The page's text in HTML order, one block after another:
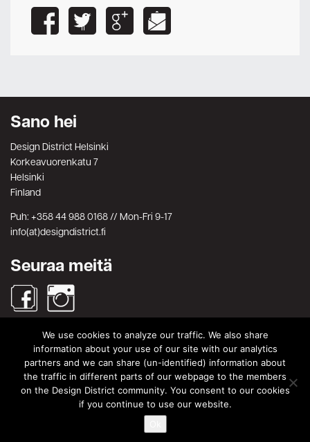
Sano hei
Design District Helsinki
Korkeavuorenkatu 7
Helsinki
Finland
Puh: +358 44 988 0168 // Mon-Fri 9-17
info(at)designdistrict.fi
Seuraa meitä
Haku
Search
for:
Search
© Design District Helsinki 2026. Crafted byPixels
We use cookies to analyze our traffic. We also share
information about your use of our site with our analytics
partners and we can share (un-identified) information about
the traffic in different parts of our webpage to the members
on the Design District community. You consent to our cookies
if you continue to use our website.